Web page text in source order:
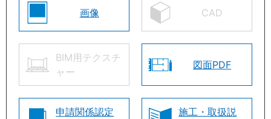
画像 CAD
BIM用テクスチ
ャー
図面PDF
申請関係認定
施工・取扱説